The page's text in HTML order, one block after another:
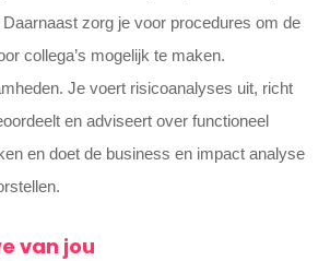
zorg je voor procedures om de
collega’s mogelijk te maken.
Je voert risicoanalyses uit, richt
en adviseert over functioneel
en doet de business en impact analyse
van jou